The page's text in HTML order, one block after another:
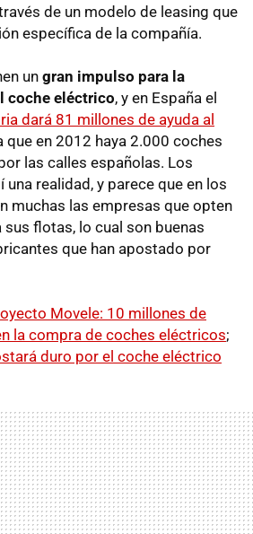
de un modelo de leasing que
específica de la compañía.
un gran impulso para la
coche eléctrico, y en España el
dará 81 millones de ayuda al
que en 2012 haya 2.000 coches
las calles españolas. Los
realidad, y parece que en los
muchas las empresas que opten
flotas, lo cual son buenas
que han apostado por
Movele: 10 millones de
la compra de coches eléctricos;
duro por el coche eléctrico